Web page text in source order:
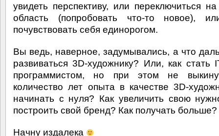
увидеть перспективу, или переключиться
область (попробовать что-то новое),
почувствовать себя единорогом.
Вы ведь, наверное, задумывались, а что
развиваться 3D-художнику? Или, как стать
программистом, но при этом не
количество лет опыта в качестве 3D-
начинать с нуля? Как увеличить свою
построить свой бренд? Как получать больше?
Начну издалека